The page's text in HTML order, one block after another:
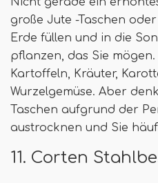
große Jute -Taschen
Erde füllen und in die
pflanzen, das Sie
Kartoffeln, Kräuter,
Wurzelgemüse. Aber
Taschen aufgrund der
austrocknen und Sie
11. Corten